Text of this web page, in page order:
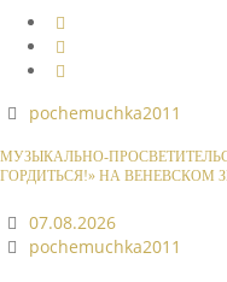
pochemuchka2011
МУЗЫКАЛЬНО-
ГОРДИТЬСЯ!» НА ВЕНЕВСКОМ
07.08.2026
pochemuchka2011